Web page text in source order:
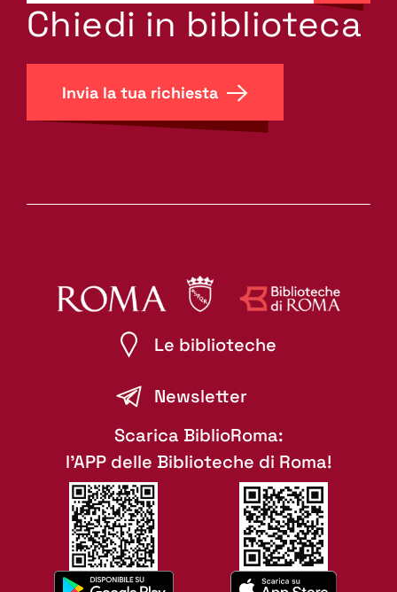
search.label???
Chiedi in biblioteca
Invia la tua richiesta
Le biblioteche
Newsletter
Scarica BiblioRoma:
l'APP delle Biblioteche di Roma!